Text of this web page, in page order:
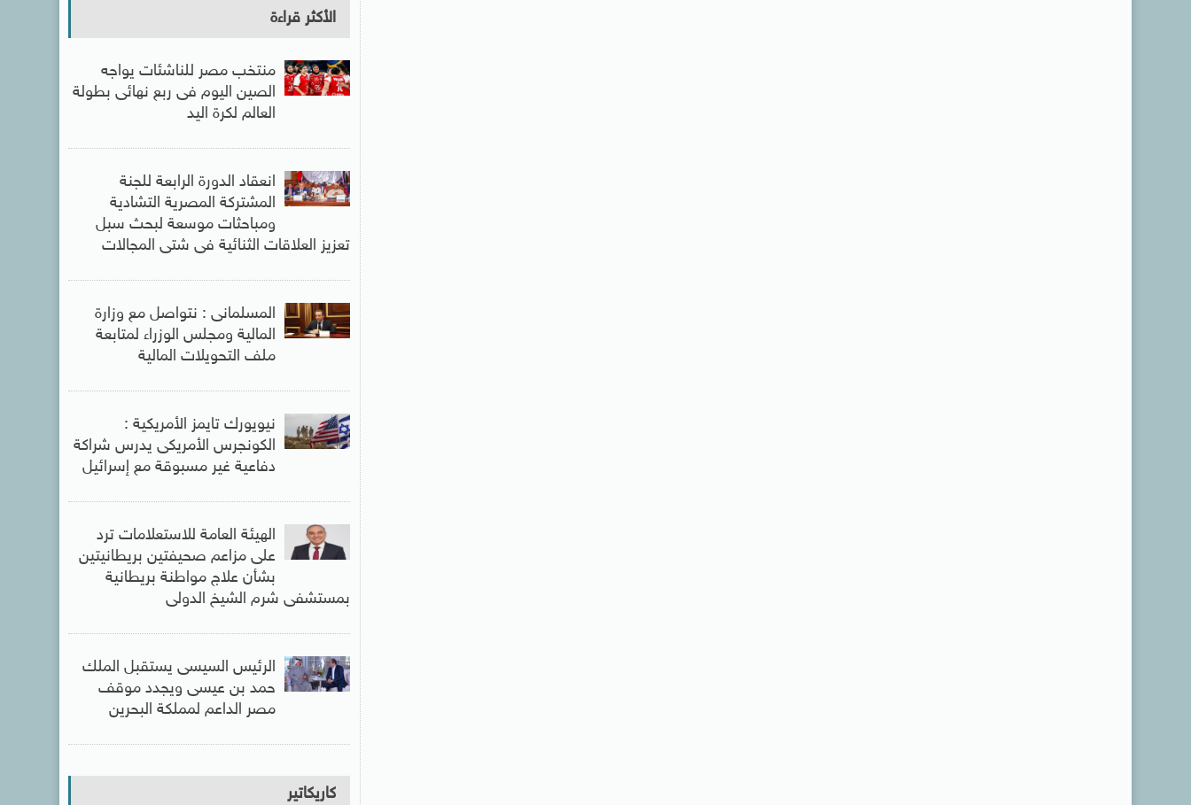
الأكثر قراءة
منتخب مصر للناشئات يواجه
الصين اليوم فى ربع نهائى بطولة
العالم لكرة اليد
انعقاد الدورة الرابعة للجنة
المشتركة المصرية التشادية
ومباحثات موسعة لبحث سبل
تعزيز العلاقات الثنائية فى شتى المجالات
المسلمانى : نتواصل مع وزارة
المالية ومجلس الوزراء لمتابعة
ملف التحويلات المالية
نيويورك تايمز الأمريكية :
الكونجرس الأمريكى يدرس شراكة
دفاعية غير مسبوقة مع إسرائيل
الهيئة العامة للاستعلامات ترد
على مزاعم صحيفتين بريطانيتين
بشأن علاج مواطنة بريطانية
بمستشفى شرم الشيخ الدولى
الرئيس السيسى يستقبل الملك
حمد بن عيسى ويجدد موقف
مصر الداعم لمملكة البحرين
كاريكاتير